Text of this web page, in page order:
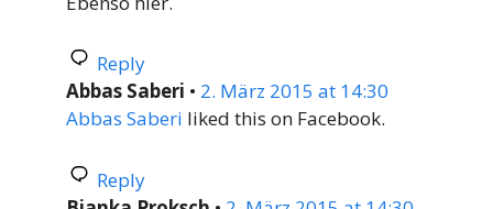
Reply
Abbas Saberi • 2. März 2015 at 14:30
Abbas Saberi liked this on Facebook.
Reply